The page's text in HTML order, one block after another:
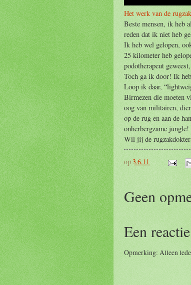
Het werk van de
Beste mensen, ik heb
reden dat ik niet heb
Ik heb wel gelopen,
25 kilometer heb
podotherapeut
Toch ga ik door! Ik
Loop ik daar,
Birmezen die moeten
oog van militairen,
op de rug en aan de
onherbergzame jungle!
Wil jij de
op3.6.11
Geen
Een
Opmerking: Alleen